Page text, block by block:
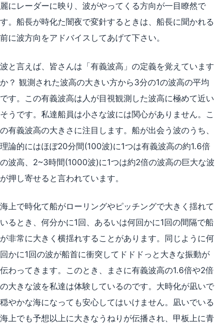
麗にレーダーに映り、波がやってくる方向が一目瞭然で
す。船長が時化た闇夜で変針するときは、船長に聞かれる
前に波方向をアドバイスしてあげて下さい。
波と言えば、皆さんは「有義波高」の定義を覚えています
か？ 観測された波高の大きい方から3分の1の波高の平均
です。この有義波高は人が目視観測した波高に極めて近い
そうです。私達船員は小さな波には関心がありません。こ
の有義波高の大きさに注目します。船が出会う波のうち、
理論的にはほぼ20分間(100波)に1つは有義波高の約1.6倍
の波高、2~3時間(1000波)に1つは約2倍の波高の巨大な波
が押し寄せると言われています。
海上で時化て船がローリングやピッチングで大きく揺れて
いるとき、何分かに1回、あるいは何回かに1回の間隔で船
が非常に大きく横揺れすることがあります。同じように何
回かに1回の波が船首に衝突してドドドっと大きな振動が
伝わってきます。このとき、まさに有義波高の1.6倍や2倍
の大きな波を私達は体験しているのです。大時化が凪いで
穏やかな海になっても安心してはいけません。凪いでいる
海上でも予想以上に大きなうねりが伝播され、甲板上に青